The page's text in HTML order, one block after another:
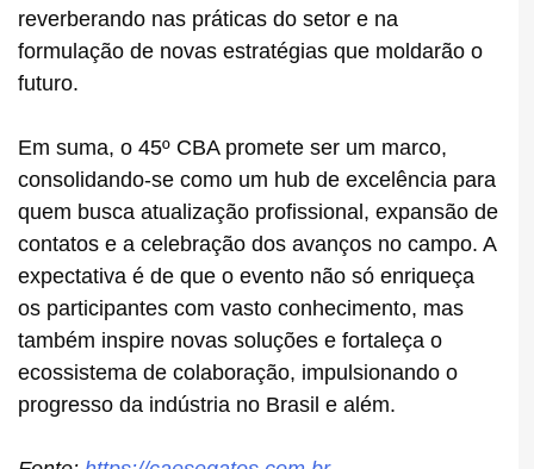
reverberando nas práticas do setor e na
formulação de novas estratégias que moldarão o
futuro.
Em suma, o 45º CBA promete ser um marco,
consolidando-se como um hub de excelência para
quem busca atualização profissional, expansão de
contatos e a celebração dos avanços no campo. A
expectativa é de que o evento não só enriqueça
os participantes com vasto conhecimento, mas
também inspire novas soluções e fortaleça o
ecossistema de colaboração, impulsionando o
progresso da indústria no Brasil e além.